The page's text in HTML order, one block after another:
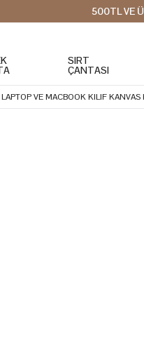
500TL VE
SIRT
ÇANTASI
VE MACBOOK KILIF KANVAS